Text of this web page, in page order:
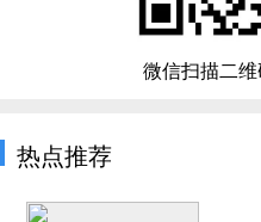
微信扫描二
热点推荐